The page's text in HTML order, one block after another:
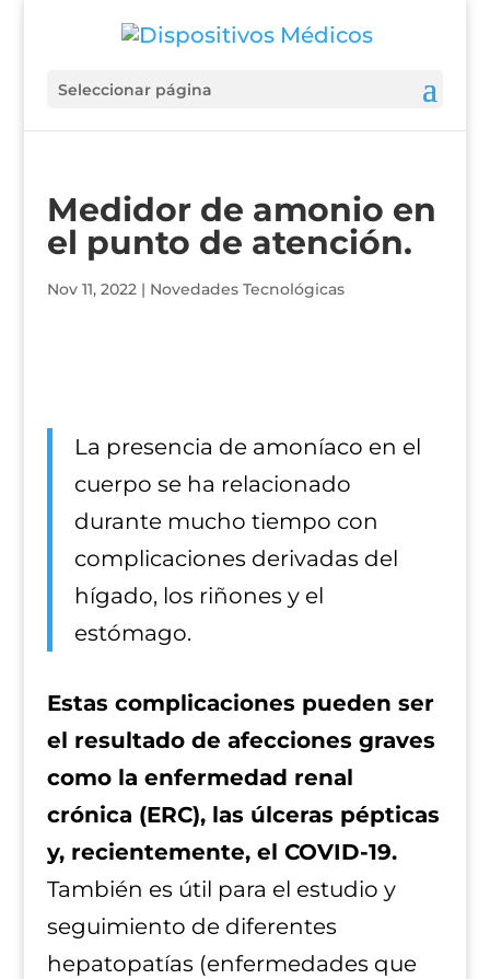
Seleccionar página
Medidor de amonio en
el punto de atención.
Nov 11, 2022| Novedades Tecnológicas
La presencia de amoníaco en el
cuerpo se ha relacionado
durante mucho tiempo con
complicaciones derivadas del
hígado, los riñones y el
estómago.
Estas complicaciones pueden ser
el resultado de afecciones graves
como la enfermedad renal
crónica (ERC), las úlceras pépticas
y, recientemente, el COVID-19.
También es útil para el estudio y
seguimiento de diferentes
hepatopatías (enfermedades que